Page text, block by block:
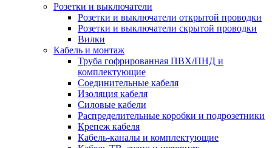
Розетки и выключатели
Розетки и выключатели открытой проводки
Розетки и выключатели скрытой проводки
Вилки
Кабель и монтаж
Труба гофрированная ПВХ/ПНД и
комплектующие
Соединительные кабеля
Изоляция кабеля
Силовые кабели
Распределительные коробки и подрозетники
Крепеж кабеля
Кабель-каналы и комплектующие